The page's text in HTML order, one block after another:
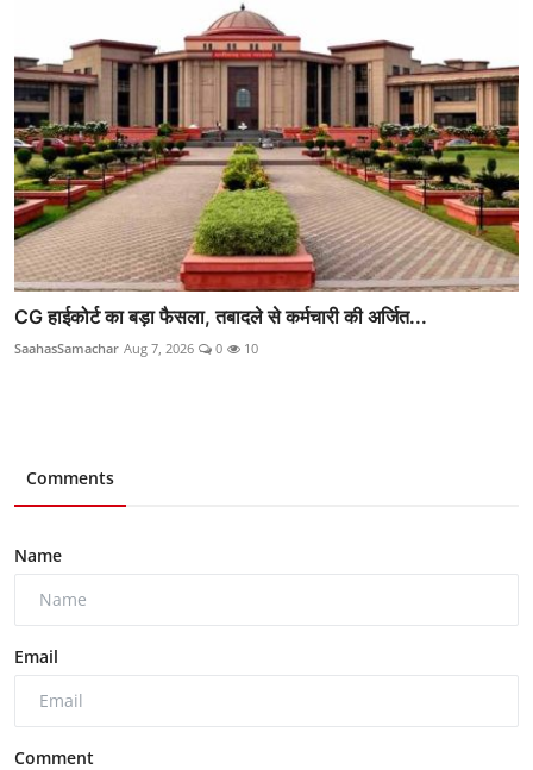
CG हाईकोर्ट का बड़ा फैसला, तबादले से कर्मचारी की अर्जित...
SaahasSamachar Aug 7, 2026 0 10
Comments
Name
Email
Comment